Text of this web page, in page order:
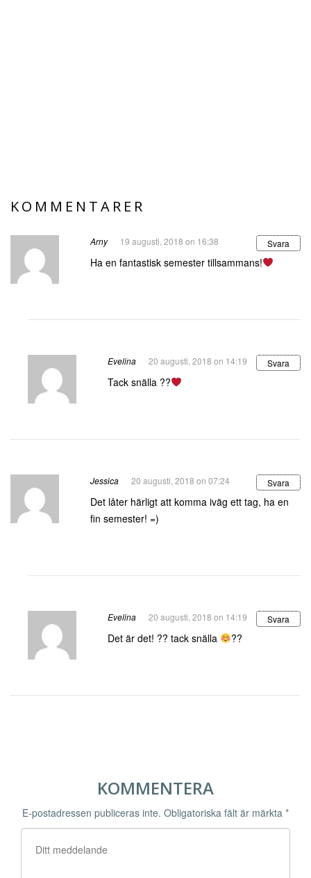
KOMMENTARER
Arny 19 augusti, 2018 on 16:38 Svara
Ha en fantastisk semester tillsammans!
Evelina 20 augusti, 2018 on 14:19 Svara
Tack snälla ??
Jessica 20 augusti, 2018 on 07:24 Svara
Det låter härligt att komma iväg ett tag, ha en
fin semester! =)
Evelina 20 augusti, 2018 on 14:19 Svara
Det är det! ?? tack snälla ??
KOMMENTERA
E-postadressen publiceras inte. Obligatoriska fält är märkta *